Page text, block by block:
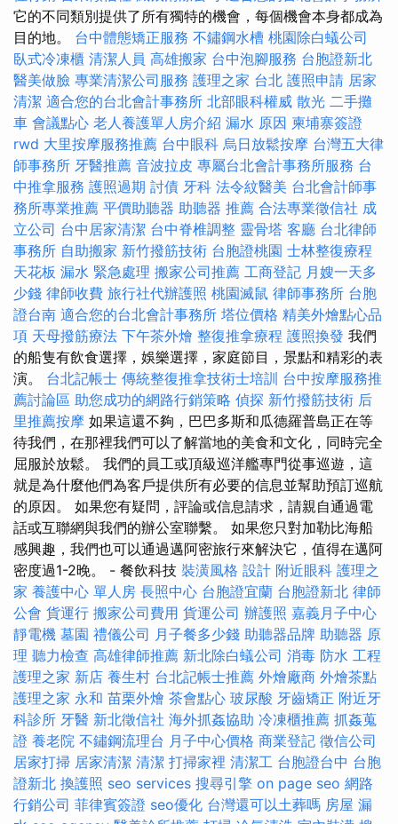
它的不同類別提供了所有獨特的機會，每個機會本身都成為
目的地。 台中體態矯正服務 不鏽鋼水槽 桃園除白蟻公司
臥式冷凍櫃 清潔人員 高雄搬家 台中泡腳服務 台胞證新北
醫美做臉 專業清潔公司服務 護理之家 台北 護照申請 居家
清潔 適合您的台北會計事務所 北部眼科權威 散光 二手攤
車 會議點心 老人養護單人房介紹 漏水 原因 柬埔寨簽證
rwd 大里按摩服務推薦 台中眼科 烏日放鬆按摩 台灣五大律
師事務所 牙醫推薦 音波拉皮 專屬台北會計事務所服務 台
中推拿服務 護照過期 討債 牙科 法令紋醫美 台北會計師事
務所專業推薦 平價助聽器 助聽器 推薦 合法專業徵信社 成
立公司 台中居家清潔 台中脊椎調整 靈骨塔 客廳 台北律師
事務所 自助搬家 新竹撥筋技術 台胞證桃園 士林整復療程
天花板 漏水 緊急處理 搬家公司推薦 工商登記 月嫂一天多
少錢 律師收費 旅行社代辦護照 桃園滅鼠 律師事務所 台胞
證台南 適合您的台北會計事務所 塔位價格 精美外燴點心品
項 天母撥筋療法 下午茶外燴 整復推拿療程 護照換發 我們
的船隻有飲食選擇，娛樂選擇，家庭節目，景點和精彩的表
演。 台北記帳士 傳統整復推拿技術士培訓 台中按摩服務推
薦討論區 助您成功的網路行銷策略 偵探 新竹撥筋技術 后
里推薦按摩 如果這還不夠，巴巴多斯和瓜德羅普島正在等
待我們，在那裡我們可以了解當地的美食和文化，同時完全
屈服於放鬆。 我們的員工或頂級巡洋艦專門從事巡遊，這
就是為什麼他們為客戶提供所有必要的信息並幫助預訂巡航
的原因。 如果您有疑問，評論或信息請求，請親自通過電
話或互聯網與我們的辦公室聯繫。 如果您只對加勒比海船
感興趣，我們也可以通過邁阿密旅行來解決它，值得在邁阿
密度過1-2晚。 - 餐飲科技 裝潢風格 設計 附近眼科 護理之
家 養護中心 單人房 長照中心 台胞證宜蘭 台胞證新北 律師
公會 貨運行 搬家公司費用 貨運公司 辦護照 嘉義月子中心
靜電機 墓園 禮儀公司 月子餐多少錢 助聽器品牌 助聽器 原
理 聽力檢查 高雄律師推薦 新北除白蟻公司 消毒 防水 工程
護理之家 新店 養生村 台北記帳士推薦 外燴廠商 外燴茶點
護理之家 永和 苗栗外燴 茶會點心 玻尿酸 牙齒矯正 附近牙
科診所 牙醫 新北徵信社 海外抓姦協助 冷凍櫃推薦 抓姦蒐
證 養老院 不鏽鋼流理台 月子中心價格 商業登記 徵信公司
居家打掃 居家清潔 清潔 打掃家裡 清潔工 台胞證台中 台胞
證新北 換護照 seo services 搜尋引擎 on page seo 網路
行銷公司 菲律賓簽證 seo優化 台灣還可以土葬嗎 房屋 漏